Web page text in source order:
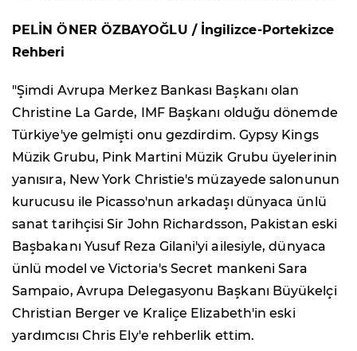
PELİN ÖNER ÖZBAYOĞLU / İngilizce-Portekizce
Rehberi
"Şimdi Avrupa Merkez Bankası Başkanı olan
Christine La Garde, IMF Başkanı olduğu dönemde
Türkiye'ye gelmişti onu gezdirdim. Gypsy Kings
Müzik Grubu, Pink Martini Müzik Grubu üyelerinin
yanısıra, New York Christie's müzayede salonunun
kurucusu ile Picasso'nun arkadaşı dünyaca ünlü
sanat tarihçisi Sir John Richardsson, Pakistan eski
Başbakanı Yusuf Reza Gilani'yi ailesiyle, dünyaca
ünlü model ve Victoria's Secret mankeni Sara
Sampaio, Avrupa Delegasyonu Başkanı Büyükelçi
Christian Berger ve Kraliçe Elizabeth'in eski
yardımcısı Chris Ely'e rehberlik ettim.